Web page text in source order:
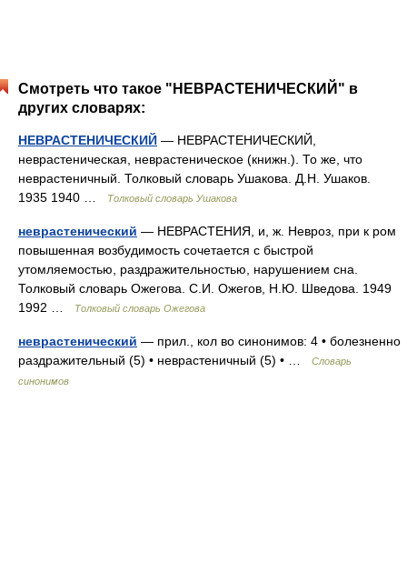
Смотреть что такое "НЕВРАСТЕНИЧЕСКИЙ" в
других словарях:
НЕВРАСТЕНИЧЕСКИЙ — НЕВРАСТЕНИЧЕСКИЙ,
неврастеническая, неврастеническое (книжн.). То же, что
неврастеничный. Толковый словарь Ушакова. Д.Н. Ушаков.
1935 1940 …
Толковый словарь Ушакова
неврастенический — НЕВРАСТЕНИЯ, и, ж. Невроз, при к ром
повышенная возбудимость сочетается с быстрой
утомляемостью, раздражительностью, нарушением сна.
Толковый словарь Ожегова. С.И. Ожегов, Н.Ю. Шведова. 1949
1992 …
Толковый словарь Ожегова
неврастенический — прил., кол во синонимов: 4 • болезненно
раздражительный (5) • неврастеничный (5) • …
Словарь
синонимов